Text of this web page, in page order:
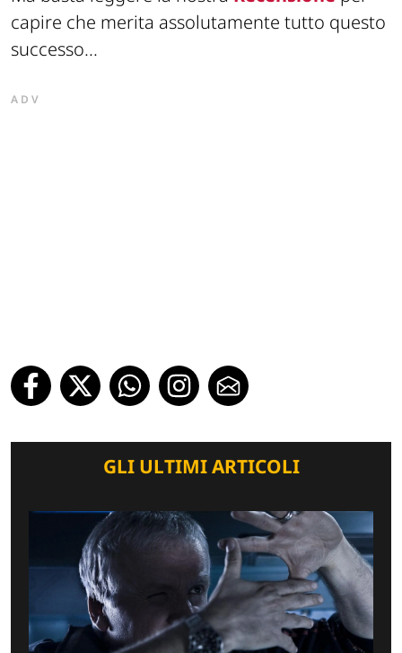
capire che merita assolutamente tutto questo
successo...
ADV
GLI ULTIMI ARTICOLI